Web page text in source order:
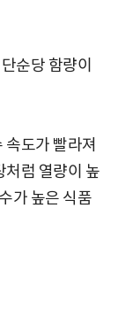
순당 함량이
도가 빨라져
처럼 열량이 높
가 높은 식품